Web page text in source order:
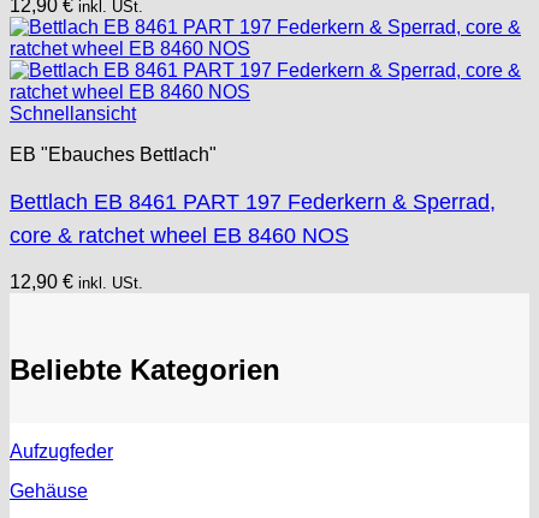
12,90 € inkl. USt.
Schnellansicht
EB "Ebauches Bettlach"
Bettlach EB 8461 PART 197 Federkern & Sperrad,
core & ratchet wheel EB 8460 NOS
12,90 € inkl. USt.
Beliebte Kategorien
Aufzugfeder
Gehäuse